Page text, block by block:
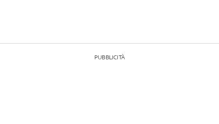
PUBBLICITÀ